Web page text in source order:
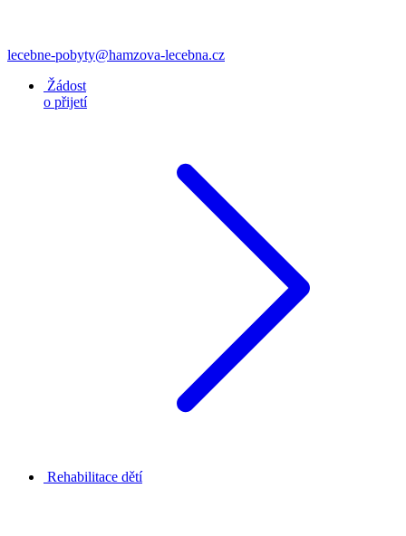
lecebne-pobyty@hamzova-lecebna.cz
Žádost
o přijetí
Rehabilitace dětí